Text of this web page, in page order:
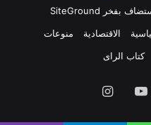
بفخر SiteGround
الاقتصادية
منوعات
كتاب الراى
يوتيوبانستقرام